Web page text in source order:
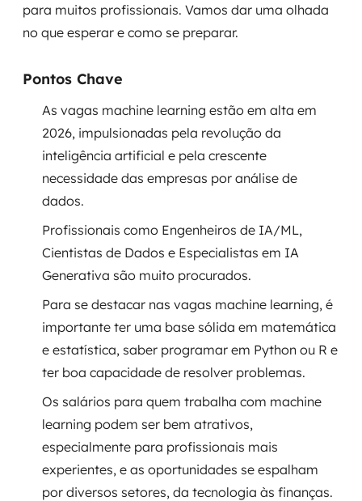
Modernização tecnológica
Migração para Cloud
Transformação digital
UX / UI design
Sustentação de aplicações
Monitoramento 24x7
Suporte a banco de dados
FinOps
Billing Cloud
Gestão de infraestrutura
para muitos profissionais. Vamos dar uma olhada
no que esperar e como se preparar.
Pontos Chave
As vagas machine learning estão em alta em
2026, impulsionadas pela revolução da
inteligência artificial e pela crescente
necessidade das empresas por análise de
dados.
Profissionais como Engenheiros de IA/ML,
Cientistas de Dados e Especialistas em IA
Generativa são muito procurados.
Para se destacar nas vagas machine learning, é
importante ter uma base sólida em matemática
e estatística, saber programar em Python ou R e
ter boa capacidade de resolver problemas.
Os salários para quem trabalha com machine
learning podem ser bem atrativos,
especialmente para profissionais mais
experientes, e as oportunidades se espalham
por diversos setores, da tecnologia às finanças.